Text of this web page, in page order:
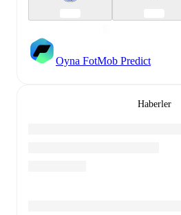
Oyna FotMob Predict
Haberler